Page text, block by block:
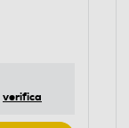
verifica